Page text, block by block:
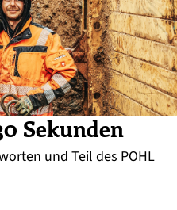
Sekunden
und Teil des POHL